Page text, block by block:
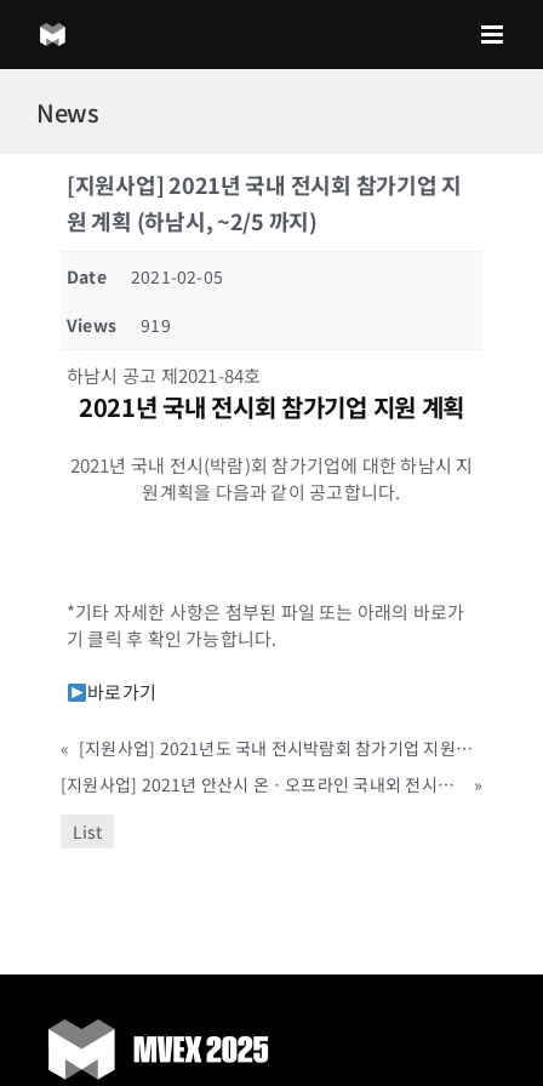
content
News
[지원사업] 2021년 국내 전시회 참가기업 지
원 계획 (하남시, ~2/5 까지)
Date
2021-02-05
Views
919
하남시 공고 제2021-84호
2021년 국내 전시회 참가기업 지원 계획
2021년 국내 전시(박람)회 참가기업에 대한 하남시 지
원계획을 다음과 같이 공고합니다.
*기타 자세한 사항은 첨부된 파일 또는 아래의 바로가
기 클릭 후 확인 가능합니다.
바로가기
«
[지원사업] 2021년도 국내 전시박람회 참가기업 지원계획 (예산군, ~사업비 소진 시 까지)
[지원사업] 2021년 안산시 온ㆍ오프라인 국내외 전시회 지원사업 참가기업 모집 (안산시, ~2/19 까지)
»
List